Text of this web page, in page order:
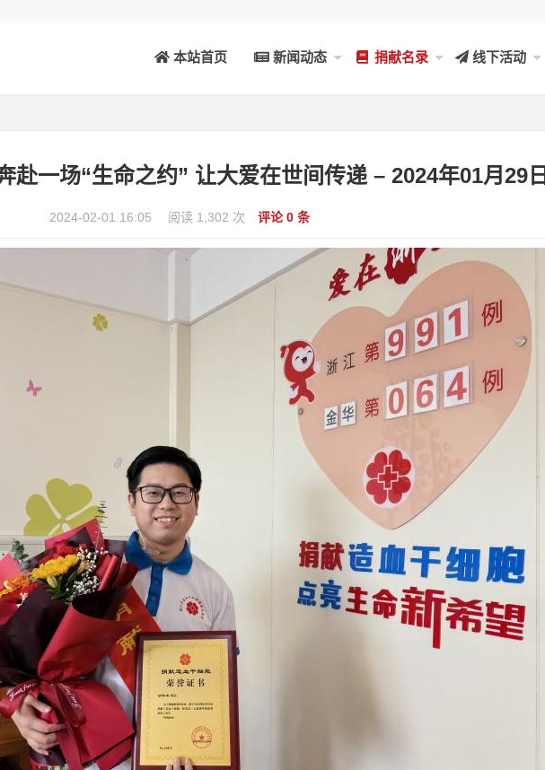
本站首页 新闻动态 捐献名录 线下活动
赴一场“生命之约” 让大爱在世间传递 – 2024年01月29日
2024-02-01 16:05 阅读 1,302 次 评论 0 条